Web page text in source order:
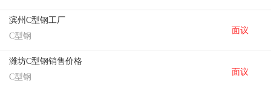
滨州C型钢工厂
C型钢
面议
潍坊C型钢销售价格
C型钢
面议